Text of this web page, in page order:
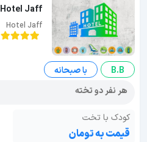
Hotel Jaff
Hotel Jaff
B.B
با صبحانه
هر نفر دو تخته
کودک با تخت
قیمت به تومان